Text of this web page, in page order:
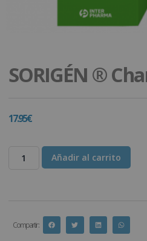
SORIGÉN ®
17.95€
Añadir al carrito
Compartir :